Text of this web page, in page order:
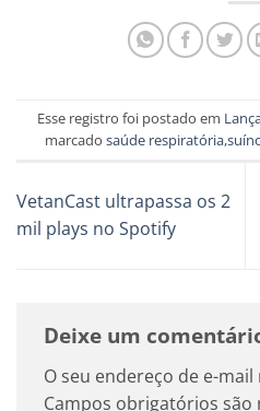
Esse registro foi postado em
marcado saúde respiratória,
VetanCast ultrapassa os 2
mil plays no Spotify
Deixe um
O seu endereço de e-
Campos obrigatórios são